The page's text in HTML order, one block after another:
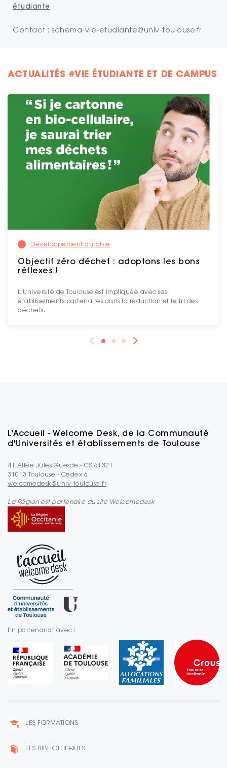
étudiante
Contact : schema-vie-etudiante@univ-toulouse.fr
ACTUALITÉS #VIE ÉTUDIANTE ET DE CAMPUS
Développement durable
Objectif zéro déchet : adoptons les bons
réflexes !
L'Université de Toulouse est impliquée avec ses
établissements partenaires dans la réduction et le tri des
déchets.
L'Accueil - Welcome Desk, de la Communauté
d'Universités et établissements de Toulouse
41 Allée Jules Guesde - CS 61321
31013 Toulouse - Cedex 6
welcomedesk@univ-toulouse.fr
La Région est partenaire du site Welcomedesk
En partenariat avec :
LES FORMATIONS
LES BIBLIOTHÈQUES